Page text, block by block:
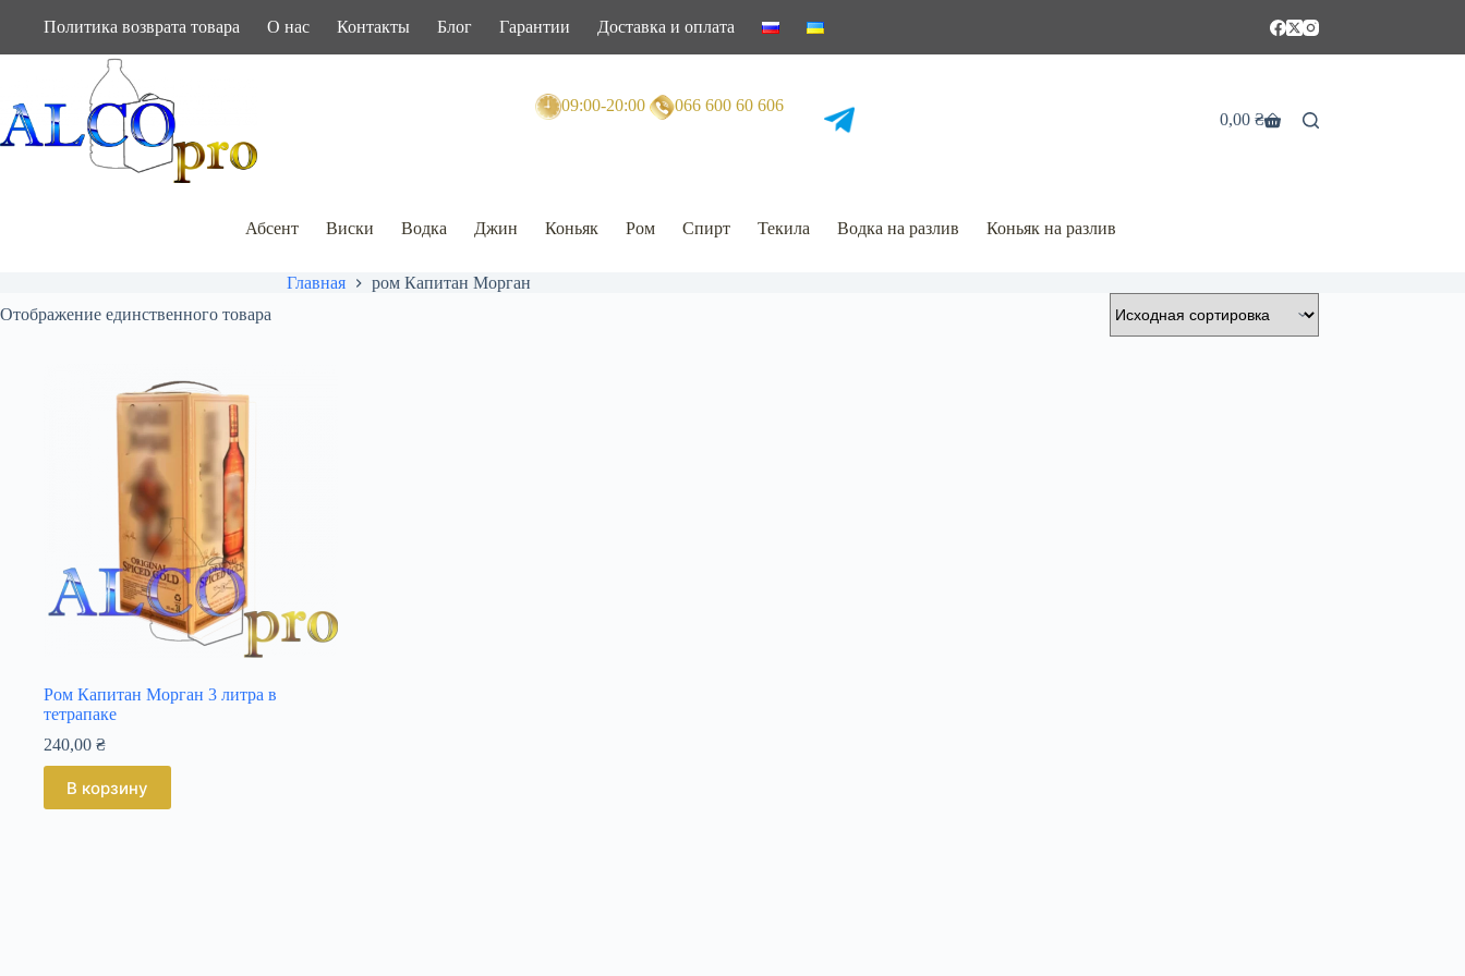
Политика возврата товара О нас Контакты Блог Гарантии Доставка и оплата
09:00-20:00
066 600 60 606
Корзина
0,00 ₴
Абсент Виски Водка Джин Коньяк Ром Спирт Текила Водка на разлив Коньяк на разлив
Главная
ром Капитан Морган
Отображение единственного товара
Ром Капитан Морган 3 литра в
тетрапаке
240,00 ₴
В корзину